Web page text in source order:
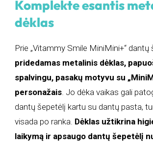
Komplekte esantis
dėklas
Prie „Vitammy Smile MiniMini+“ dantų
pridedamas metalinis dėklas,
spalvingu, pasakų motyvu su
personažais. Jo dėka vaikas gali
dantų šepetėlį kartu su dantų pasta,
visada po ranka. Dėklas užtikrina
laikymą ir apsaugo dantų šepetėlį